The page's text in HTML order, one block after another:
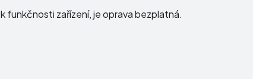
funkčnosti zařízení, je oprava bezplatná.